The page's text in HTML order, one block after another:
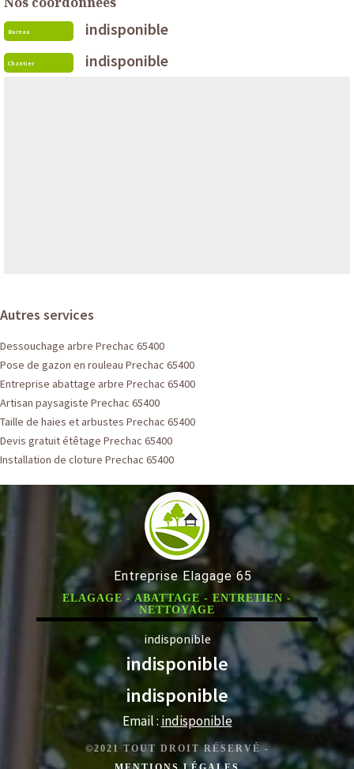
Bureau indisponible
Chantier indisponible
Autres services
Dessouchage arbre Prechac 65400
Pose de gazon en rouleau Prechac 65400
Entreprise abattage arbre Prechac 65400
Artisan paysagiste Prechac 65400
Taille de haies et arbustes Prechac 65400
Devis gratuit étêtage Prechac 65400
Installation de cloture Prechac 65400
Entreprise Elagage 65
ELAGAGE - ABATTAGE - ENTRETIEN -
NETTOYAGE
indisponible
indisponible
indisponible
Email : indisponible
©2021 TOUT DROIT RÉSERVÉ -